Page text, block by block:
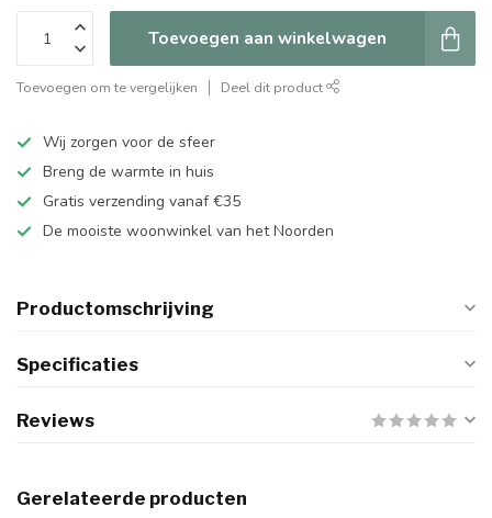
Toevoegen aan winkelwagen
Toevoegen om te vergelijken Deel dit product
Wij zorgen voor de sfeer
Breng de warmte in huis
Gratis verzending vanaf €35
De mooiste woonwinkel van het Noorden
Productomschrijving
Specificaties
Reviews
Gerelateerde producten